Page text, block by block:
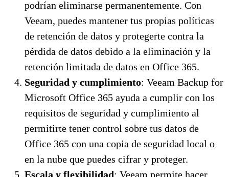
podrían eliminarse permanentemente. Con
Veeam, puedes mantener tus propias políticas
de retención de datos y protegerte contra la
pérdida de datos debido a la eliminación y la
retención limitada de datos en Office 365.
Seguridad y cumplimiento: Veeam Backup for
Microsoft Office 365 ayuda a cumplir con los
requisitos de seguridad y cumplimiento al
permitirte tener control sobre tus datos de
Office 365 con una copia de seguridad local o
en la nube que puedes cifrar y proteger.
Escala y flexibilidad: Veeam permite hacer